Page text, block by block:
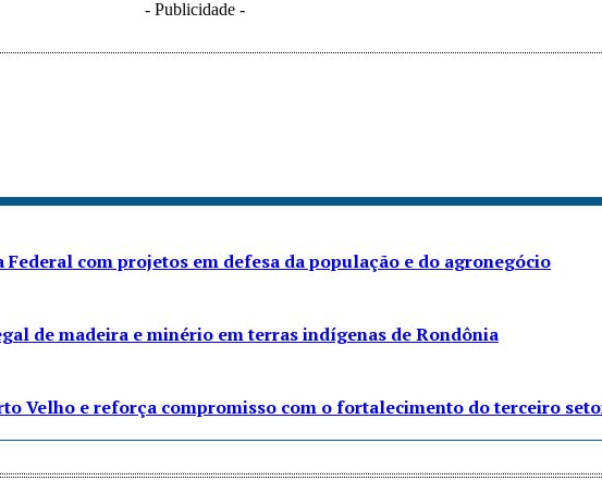
- Publicidade -
com projetos em defesa da população e do agronegócio
de madeira e minério em terras indígenas de Rondônia
Velho e reforça compromisso com o fortalecimento do terceiro